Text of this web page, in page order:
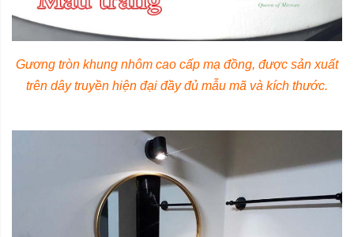
Gương tròn khung nhôm cao cấp mạ đồng, được sản xuất
trên dây truyền hiện đại đầy đủ mẫu mã và kích thước.